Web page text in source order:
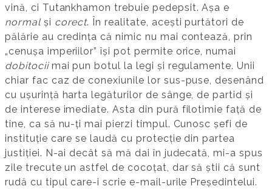
vină, ci Tutankhamon trebuie pedepsit. Așa e
normalși corect. În realitate, acești purtători de
pălărie au credința că nimic nu mai contează, prin
„cenușa imperiilor” își pot permite orice, numai
dobitociimai pun botul la legi și regulamente. Unii
chiar fac caz de conexiunile lor sus-puse, desenând
cu ușurință harta legăturilor de sânge, de partid și
de interese imediate. Asta din pură filotimie față de
tine, ca să nu-ți mai pierzi timpul. Cunosc șefi de
instituție care se laudă cu protecție din partea
justiției. N-ai decât să mă dai în judecată, mi-a spus
zile trecute un astfel de cocoțat, dar să știi că sunt
rudă cu tipul care-i scrie e-mail-urile Președintelui.